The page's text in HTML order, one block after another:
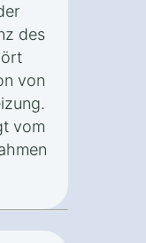
des
von
vom